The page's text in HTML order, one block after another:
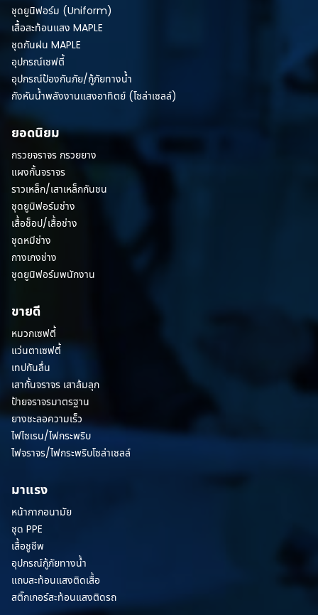
ชุดยูนิฟอร์ม (Uniform)
เสื้อสะท้อนแสง MAPLE
ชุดกันฝน MAPLE
อุปกรณ์เซฟตี้
อุปกรณ์ป้องกันภัย/กู้ภัยทางน้ำ
กังหันน้ำพลังงานแสงอาทิตย์ (โซล่าเซลล์)
ยอดนิยม
กรวยจราจร กรวยยาง
แผงกั้นจราจร
ราวเหล็ก/เสาเหล็กกันชน
ชุดยูนิฟอร์มช่าง
เสื้อช็อป/เสื้อช่าง
ชุดหมีช่าง
กางเกงช่าง
ชุดยูนิฟอร์มพนักงาน
ขายดี
หมวกเซฟตี้
แว่นตาเซฟตี้
เทปกันลื่น
เสากั้นจราจร เสาล้มลุก
ป้ายจราจรมาตรฐาน
ยางชะลอความเร็ว
ไฟไซเรน/ไฟกระพริบ
ไฟจราจร/ไฟกระพริบโซล่าเซลล์
มาแรง
หน้ากากอนามัย
ชุด PPE
เสื้อชูชีพ
อุปกรณ์กู้ภัยทางน้ำ
แถบสะท้อนแสงติดเสื้อ
สติ๊กเกอร์สะท้อนแสงติดรถ